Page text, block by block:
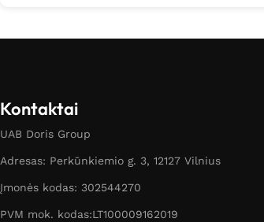
Kontaktai
UAB Doris Group
Adresas: Perkūnkiemio g. 3, 12127 Vilnius
Įmonės kodas: 302544270
PVM mok. kodas:LT100009162019